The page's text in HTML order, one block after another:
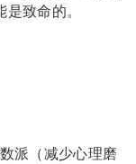
致命的。
派（减少心理磨